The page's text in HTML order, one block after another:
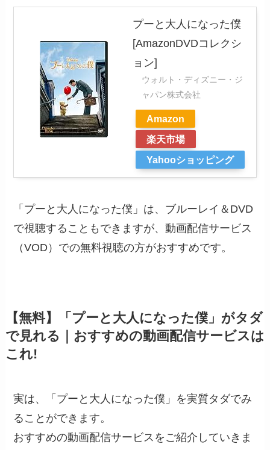
プーと大人になった僕
[AmazonDVDコレクシ
ョン]
ウォルト・ディズニー・ジ
ャパン株式会社
Amazon
楽天市場
Yahooショッピング
「プーと大人になった僕」は、ブルーレイ＆DVD
で視聴することもできますが、動画配信サービス
（VOD）での無料視聴の方がおすすめです。
【無料】「プーと大人になった僕」がタダ
で見れる｜おすすめの動画配信サービスは
これ!
実は、「プーと大人になった僕」を実質タダでみ
ることができます。
おすすめの動画配信サービスをご紹介していきま